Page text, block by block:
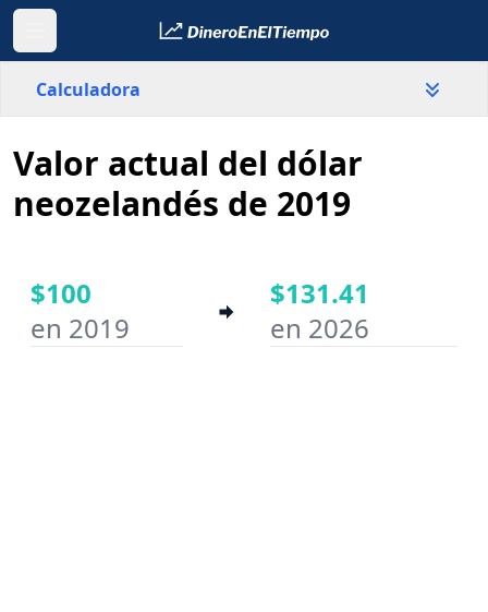
Calculadora
Nueva Zelanda
País
Año inicial
Valor actual del dólar
neozelandés de 2019
$100
en 2019
$131.41
en 2026